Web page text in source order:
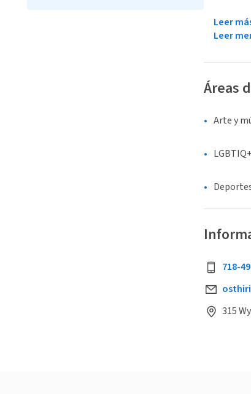
Leer
Leer
Áreas
Arte y
LGBTIQ+
718-
315